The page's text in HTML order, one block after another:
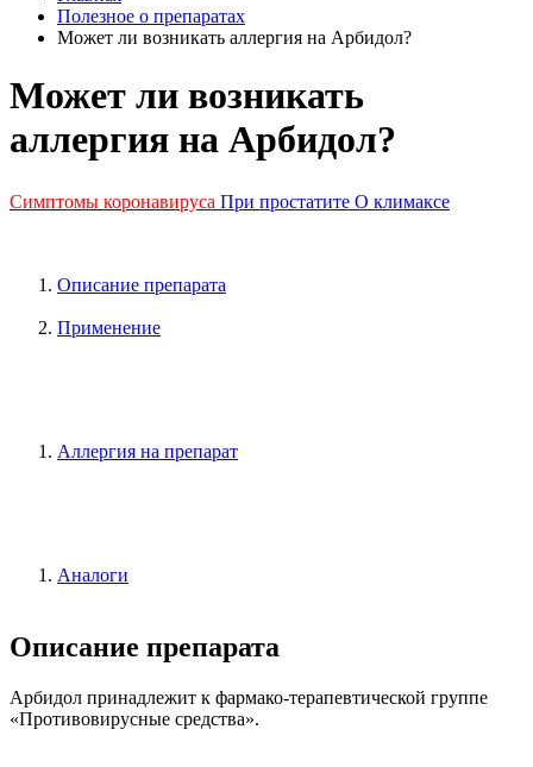
Полезное о препаратах
Может ли возникать аллергия на Арбидол?
Может ли возникать
аллергия на Арбидол?
Симптомы коронавируса При простатите О климаксе
Описание препарата
Применение
Аллергия на препарат
Аналоги
Описание препарата
Арбидол принадлежит к фармако-терапевтической группе
«Противовирусные средства».